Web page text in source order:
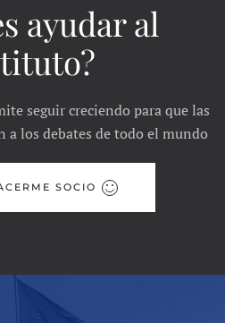
ayudar al
seguir creciendo para que las
a los debates de todo el mundo
SOCIO